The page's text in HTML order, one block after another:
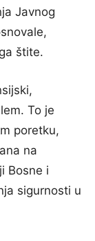
Javnog
štite.
To je
poretku,
na
Bosne i
sigurnosti u